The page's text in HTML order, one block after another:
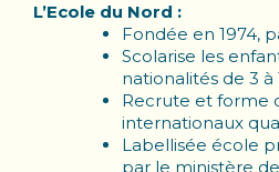
L’Ecole du Nord :
Fondée en 1974,
Scolarise les
nationalités de 3 à
Recrute et forme
internationaux
Labellisée école
par le ministère